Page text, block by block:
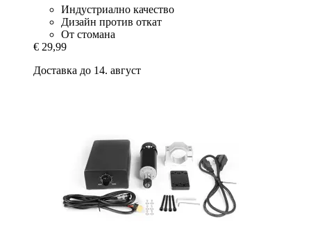
Индустриално качество
Дизайн против откат
От стомана
€ 29,99
Доставка до 14. август